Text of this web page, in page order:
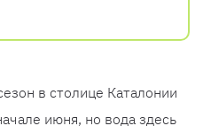
в столице Каталонии
июня, но вода здесь